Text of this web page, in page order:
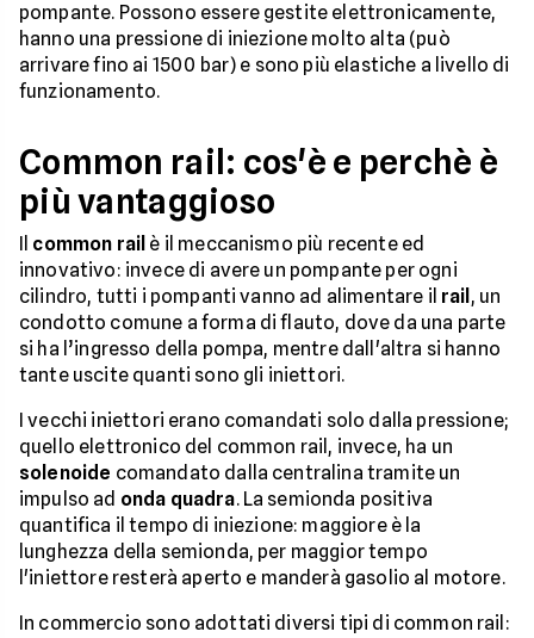
pompante. Possono essere gestite elettronicamente,
hanno una pressione di iniezione molto alta (può
arrivare fino ai 1500 bar) e sono più elastiche a livello di
funzionamento.
Common rail: cos'è e perchè è
più vantaggioso
Il common rail è il meccanismo più recente ed
innovativo: invece di avere un pompante per ogni
cilindro, tutti i pompanti vanno ad alimentare il rail , un
condotto comune a forma di flauto, dove da una parte
si ha l’ingresso della pompa, mentre dall'altra si hanno
tante uscite quanti sono gli iniettori.
I vecchi iniettori erano comandati solo dalla pressione;
quello elettronico del common rail, invece, ha un
solenoide comandato dalla centralina tramite un
impulso ad onda quadra. La semionda positiva
quantifica il tempo di iniezione: maggiore è la
lunghezza della semionda, per maggior tempo
l'iniettore resterà aperto e manderà gasolio al motore.
In commercio sono adottati diversi tipi di common rail: